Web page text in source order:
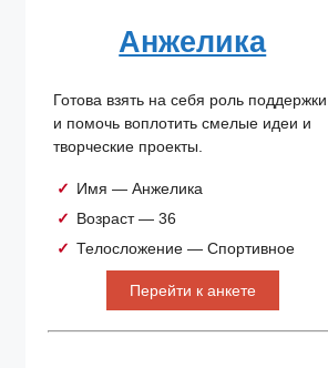
Анжелика
Готова взять на себя роль поддержки
и помочь воплотить смелые идеи и
творческие проекты.
Имя — Анжелика
Возраст — 36
Телосложение — Спортивное
Перейти к анкете